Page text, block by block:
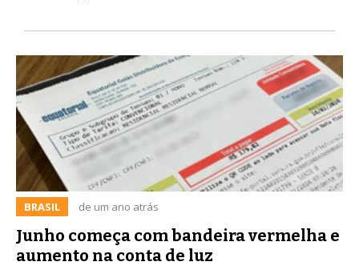
BRASIL de um ano atrás
Junho começa com bandeira vermelha e
aumento na conta de luz